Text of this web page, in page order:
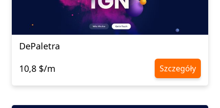
DePaletra
10,8 $/m
Szczegóły